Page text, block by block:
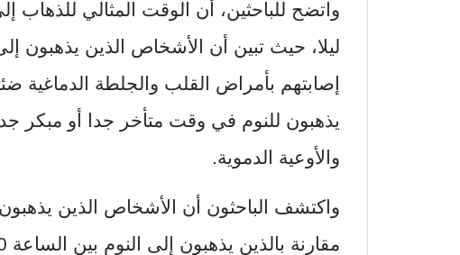
ليلا، حيث تبين أن الأشخاص الذين يذهبون
إصابتهم بأمراض القلب والجلطة الدماغية
يذهبون للنوم في وقت متأخر جدا أو مبكر
والأوعية الدموية.
واكتشف الباحثون أن الأشخاص الذين